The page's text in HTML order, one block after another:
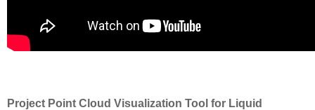
Project Point Cloud Visualization Tool for Liquid